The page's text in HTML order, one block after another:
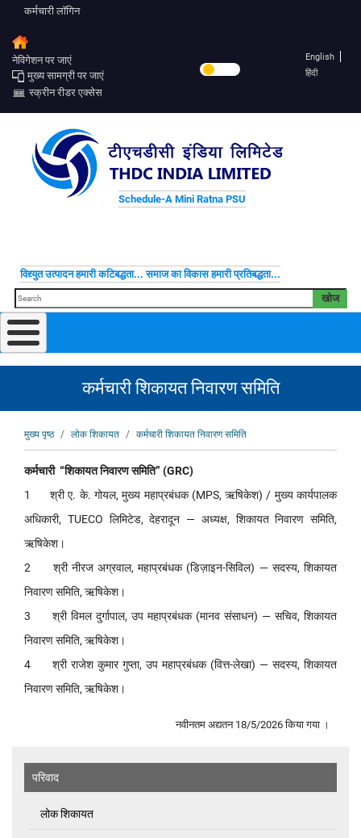
कर्मचारी लॉगिन
नेविगेशन पर जाएं
मुख्य सामग्री पर जाएं
स्क्रीन रीडर एक्सेस
English
हिंदी
Schedule-A Mini Ratna PSU
विद्द्युत उत्पादन हमारी कटिबद्धता... समाज का विकास हमारी प्रतिबद्धता...
खोज
कर्मचारी शिकायत निवारण समिति
पग
चिन्ह
मुख्य पृष्ठ लोक शिकायत कर्मचारी शिकायत निवारण समिति
कर्मचारी “शिकायत निवारण समिति” (GRC)
1 श्री ए. के. गोयल, मुख्य महाप्रबंधक (MPS, ऋषिकेश) / मुख्य कार्यपालक
अधिकारी, TUECO लिमिटेड, देहरादून — अध्यक्ष, शिकायत निवारण समिति,
ऋषिकेश।
2 श्री नीरज अग्रवाल, महाप्रबंधक (डिज़ाइन-सिविल) — सदस्य, शिकायत
निवारण समिति, ऋषिकेश।
3 श्री विमल दुर्गापाल, उप महाप्रबंधक (मानव संसाधन) — सचिव, शिकायत
निवारण समिति, ऋषिकेश।
4 श्री राजेश कुमार गुप्ता, उप महाप्रबंधक (वित्त-लेखा) — सदस्य, शिकायत
निवारण समिति, ऋषिकेश।
नवीनतम अद्यतन 18/5/2026 किया गया ।
परिवाद
लोक शिकायत